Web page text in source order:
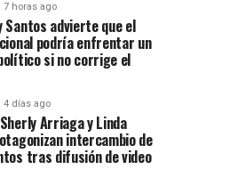
7 horas ago
Santos advierte que el
podría enfrentar un
si no corrige el
4 días ago
Arriaga y Linda
intercambio de
tras difusión de video